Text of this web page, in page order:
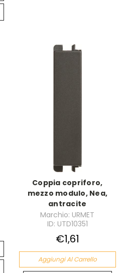
Coppia copriforo,
mezzo modulo, Nea,
antracite
Marchio: URMET
ID: UTD10351
€1,61
Aggiungi Al Carrello